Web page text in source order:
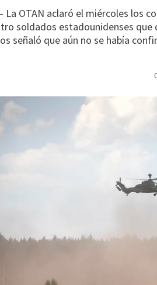
La OTAN aclaró el miércoles los
soldados estadounidenses
señaló que aún no se había